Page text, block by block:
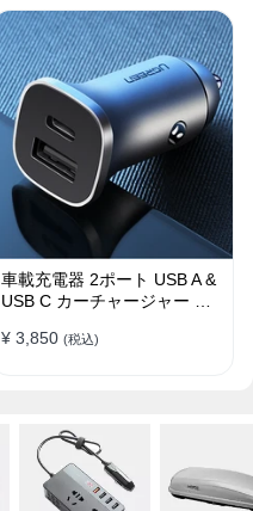
車載充電器 2ポート USB A &
USB C カーチャージャー 急
¥ 3,850 (税込)